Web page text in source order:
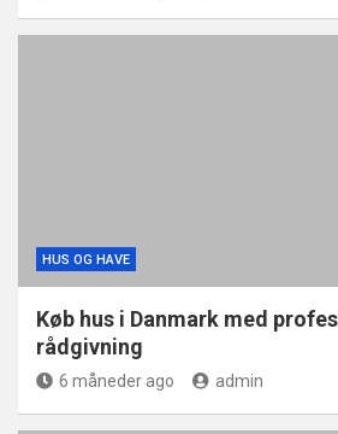
HUS OG HAVE
Køb hus i Danmark med
rådgivning
6 måneder ago admin